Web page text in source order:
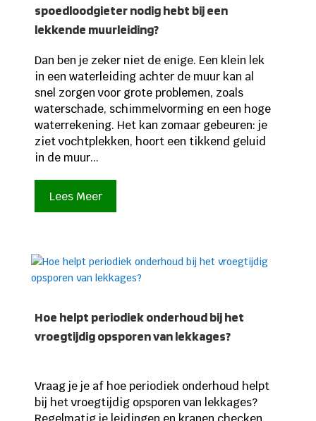
spoedloodgieter nodig hebt bij een
lekkende muurleiding?
Dan ben je zeker niet de enige. Een klein lek
in een waterleiding achter de muur kan al
snel zorgen voor grote problemen, zoals
waterschade, schimmelvorming en een hoge
waterrekening. Het kan zomaar gebeuren: je
ziet vochtplekken, hoort een tikkend geluid
in de muur...
Lees Meer
Hoe helpt periodiek onderhoud bij het
vroegtijdig opsporen van lekkages?
Vraag je je af hoe periodiek onderhoud helpt
bij het vroegtijdig opsporen van lekkages?